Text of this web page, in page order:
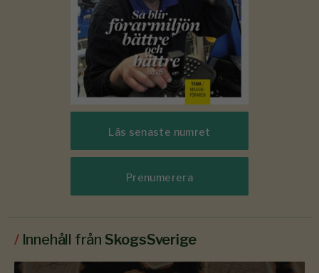
Läs senaste numret
Prenumerera
/ Innehåll från SkogsSverige